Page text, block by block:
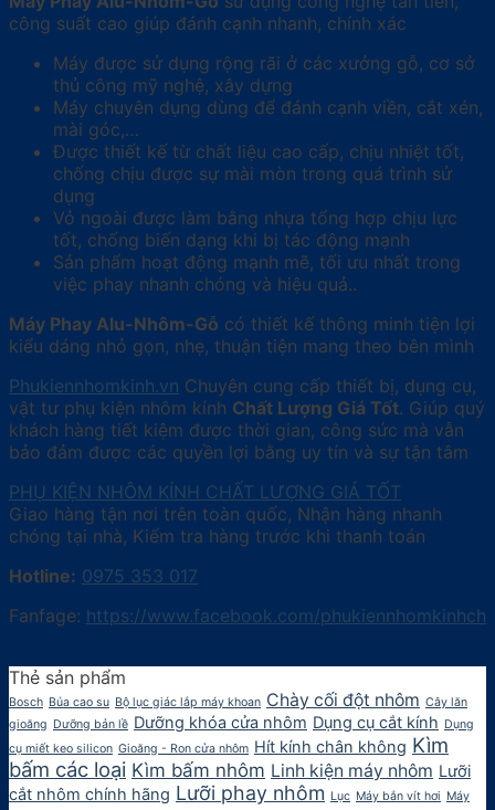
công suất cao giúp đánh cạnh nhanh, chính xác
Máy được sử dụng rộng rãi ở các xưởng gỗ, cơ sở
thủ công mỹ nghệ, xây dựng
Máy chuyên dụng dùng để đánh cạnh viền, cắt xén,
mài góc,…
Được thiết kế từ chất liệu cao cấp, chịu nhiệt tốt,
chống chịu được sự mài mòn trong quá trình sử
dụng
Vỏ ngoài được làm bằng nhựa tổng hợp chịu lực
tốt, chống biến dạng khi bị tác động mạnh
Sản phẩm hoạt động mạnh mẽ, tối ưu nhất trong
việc phay nhanh chóng và hiệu quả..
Máy Phay Alu-Nhôm-Gỗ có thiết kế thông minh tiện lợi
kiểu dáng nhỏ gọn, nhẹ, thuận tiện mang theo bên mình
Phukiennhomkinh.vn Chuyên cung cấp thiết bị, dụng cụ,
vật tư phụ kiện nhôm kính Chất Lượng Giá Tốt. Giúp quý
khách hàng tiết kiệm được thời gian, công sức mà vẫn
bảo đảm được các quyền lợi bằng uy tín và sự tận tâm
PHỤ KIỆN NHÔM KÍNH CHẤT LƯỢNG GIÁ TỐT
Giao hàng tận nơi trên toàn quốc, Nhận hàng nhanh
chóng tại nhà, Kiểm tra hàng trước khi thanh toán
Hotline: 0975 353 017
Fanfage: https://www.facebook.com/
Thẻ sản phẩm
Bosch Búa cao su Bộ lục giác lắp máy khoan Chày cối đột nhôm Cây lăn
gioăng Dưỡng bản lề Dưỡng khóa cửa nhôm Dụng cụ cắt kính Dụng
cụ miết keo silicon Gioăng - Ron cửa nhôm Hít kính chân không Kìm
bấm các loại Kìm bấm nhôm Linh kiện máy nhôm Lưỡi
cắt nhôm chính hãng Lưỡi phay nhôm Lục Máy bắn vít hơi Máy